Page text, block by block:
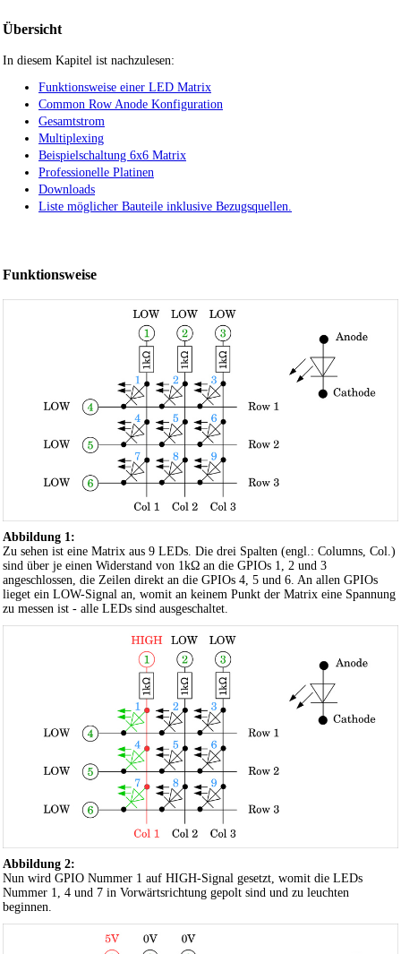
Übersicht
In diesem Kapitel ist nachzulesen:
Funktionsweise einer LED Matrix
Common Row Anode Konfiguration
Gesamtstrom
Multiplexing
Beispielschaltung 6x6 Matrix
Professionelle Platinen
Downloads
Liste möglicher Bauteile inklusive Bezugsquellen.
Funktionsweise
Abbildung 1:
Zu sehen ist eine Matrix aus 9 LEDs. Die drei Spalten (engl.: Columns, Col.)
sind über je einen Widerstand von 1kΩ an die GPIOs 1, 2 und 3
angeschlossen, die Zeilen direkt an die GPIOs 4, 5 und 6. An allen GPIOs
lieget ein LOW-Signal an, womit an keinem Punkt der Matrix eine Spannung
zu messen ist - alle LEDs sind ausgeschaltet.
Abbildung 2:
Nun wird GPIO Nummer 1 auf HIGH-Signal gesetzt, womit die LEDs
Nummer 1, 4 und 7 in Vorwärtsrichtung gepolt sind und zu leuchten
beginnen.